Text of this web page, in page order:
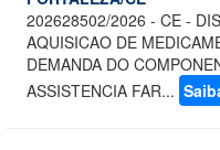
202628502/2026 - CE -
AQUISICAO DE
DEMANDA DO
ASSISTENCIA FAR...